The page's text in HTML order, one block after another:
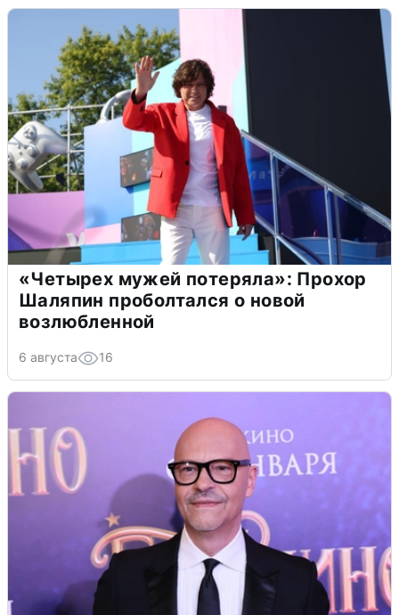
«Четырех мужей потеряла»: Прохор
Шаляпин проболтался о новой
возлюбленной
6 августа 16